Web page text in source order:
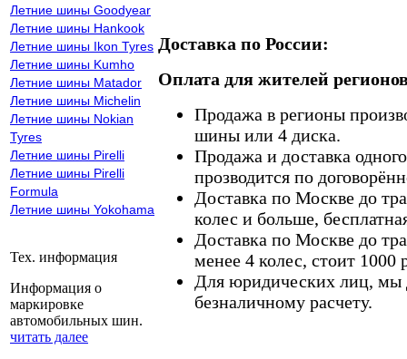
Летние шины Goodyear
Летние шины Hankook
Летние шины Ikon Tyres
Летние шины Kumho
Летние шины Matador
Летние шины Michelin
Летние шины Nokian
Tyres
Летние шины Pirelli
Летние шины Pirelli
Formula
Летние шины Yokohama
Тех. информация
Информация о
маркировке
автомобильных шин.
читать далее
Доставка по России:
Оплата для жителей
Продажа в регионы
шины или 4 диска.
Продажа и доставка
прозводится по
Доставка по Москве до
колес и больше,
Доставка по Москве до
менее 4 колес, стоит 1000
Для юридических лиц, мы
безналичному расчету.